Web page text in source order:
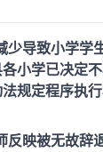
少导致小学学
小学已决定不
规定程序执
反映被无故辞